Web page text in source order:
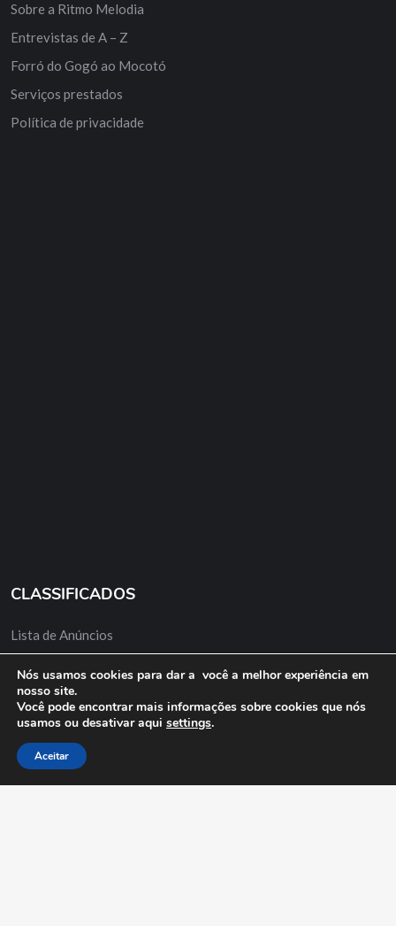
Sobre a Ritmo Melodia
Entrevistas de A – Z
Forró do Gogó ao Mocotó
Serviços prestados
Política de privacidade
CLASSIFICADOS
Lista de Anúncios
Anuncie Grátis
Nós usamos cookies para dar a você a melhor experiência em
nosso site.
Você pode encontrar mais informações sobre cookies que nós
usamos ou desativar aqui settings.
Aceitar